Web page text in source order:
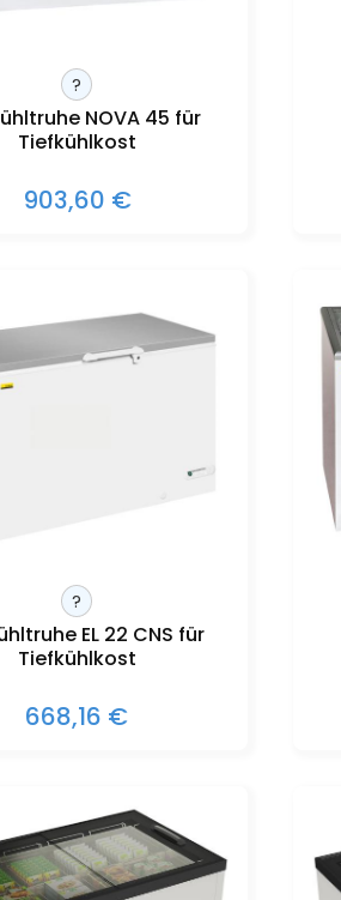
?
NOVA 45 für
Tiefkühlkost
903,60 €
?
EL 22 CNS für
Tiefkühlkost
668,16 €